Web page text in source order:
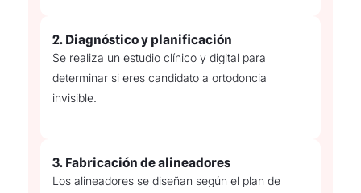
2. Diagnóstico y planificación
Se realiza un estudio clínico y digital para
determinar si eres candidato a ortodoncia
invisible.
3. Fabricación de alineadores
Los alineadores se diseñan según el plan de